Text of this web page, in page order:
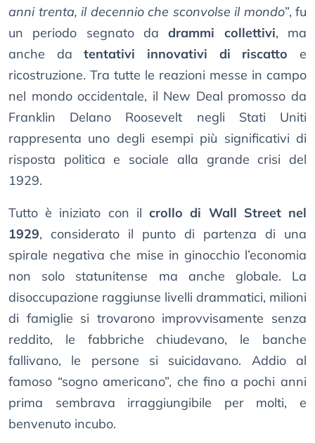
anni trenta, il decennio che sconvolse il mondo”, fu
un periodo segnato dadrammi collettivi, ma
anche datentativi innovativi di riscatto e
ricostruzione. Tra tutte le reazioni messe in campo
nel mondo occidentale, il New Deal promosso da
Franklin Delano Roosevelt negli Stati Uniti
rappresenta uno degli esempi più significativi di
risposta politica e sociale alla grande crisi del
1929.
Tutto è iniziato con ilcrollo di Wall Street nel
1929, considerato il punto di partenza di una
spirale negativa che mise in ginocchio l’economia
non solo statunitense ma anche globale. La
disoccupazione raggiunse livelli drammatici, milioni
di famiglie si trovarono improvvisamente senza
reddito, le fabbriche chiudevano, le banche
fallivano, le persone si suicidavano. Addio al
famoso “sogno americano”, che fino a pochi anni
prima sembrava irraggiungibile per molti, e
benvenuto incubo.